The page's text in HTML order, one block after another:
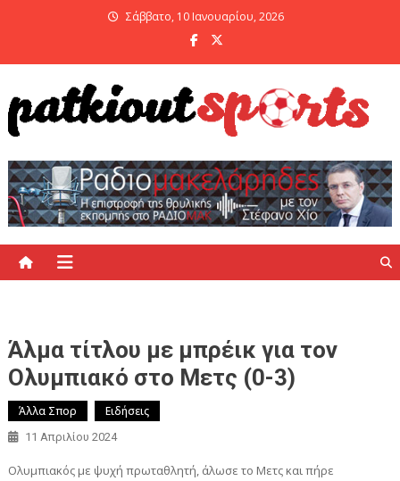
Σάββατο, 10 Ιανουαρίου, 2026
Άλμα τίτλου με μπρέικ για τον
Ολυμπιακό στο Μετς (0-3)
Άλλα Σπορ Ειδήσεις
11 Απριλίου 2024
Ολυμπιακός με ψυχή πρωταθλητή, άλωσε το Μετς και πήρε